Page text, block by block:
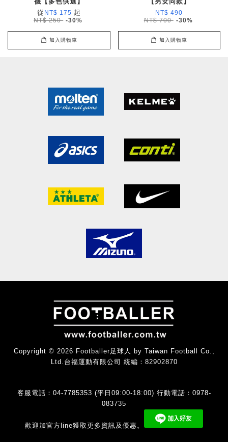
從 NT$ 175 起
NT$ 250 -30%
加入購物車
NT$ 490
NT$ 700 -30%
加入購物車
Copyright © 2026 Footballer足球人 by Taiwan Football Co.,
Ltd.台福運動有限公司 統編：82902870
客服電話：04-7785353 (平日09:00-18:00) 行動電話：0978-
083735
歡迎加官方line獲取更多資訊及優惠。